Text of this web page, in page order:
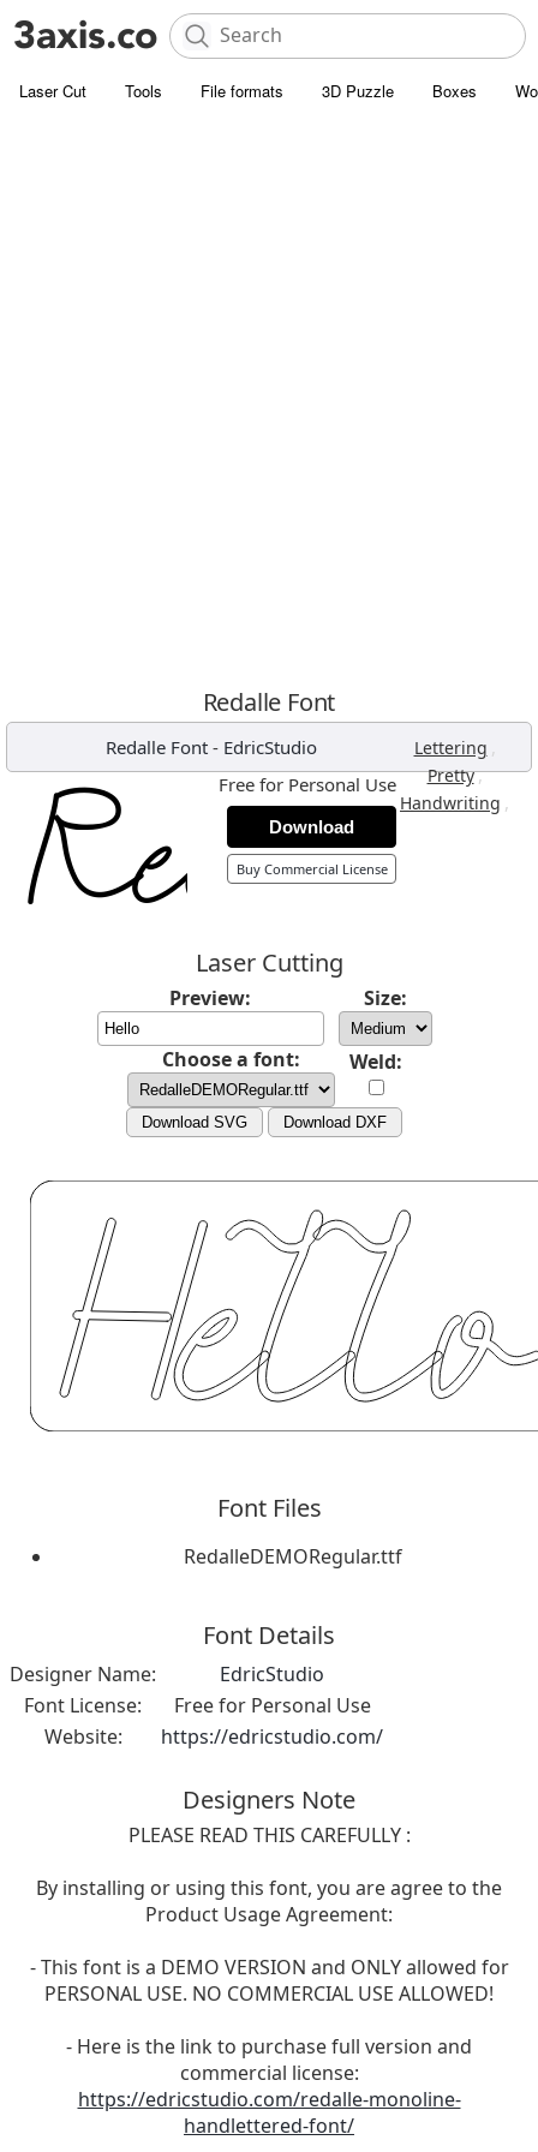
Laser Cut Tools File formats 3D Puzzle Boxes
Redalle Font
Redalle Font- EdricStudio Lettering ,
Pretty,
Handwriting ,
Free for Personal Use
Download
Buy Commercial License
Laser Cutting
Preview: Size:
Choose a font: Weld:
Download SVG Download DXF
Font Files
RedalleDEMORegular.ttf
Font Details
Designer Name:
EdricStudio
Font License:
Free for Personal Use
Website:
https://edricstudio.com/
Designers Note
PLEASE READ THIS CAREFULLY :
By installing or using this font, you are agree to the
Product Usage Agreement:
- This font is a DEMO VERSION and ONLY allowed for
PERSONAL USE. NO COMMERCIAL USE ALLOWED!
- Here is the link to purchase full version and
commercial license:
https://edricstudio.com/redalle-monoline-
handlettered-font/